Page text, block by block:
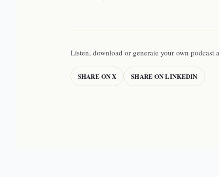
Listen, download or generate your own podcast
SHARE ON X SHARE ON LINKEDIN